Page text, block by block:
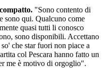
"Sono contento di
sono qui. Qualcuno come
quasi tutti li conosco
sono disponibili. Accettano
che star fuori non piace a
col Pescara hanno fatto un
me è motivo di orgoglio".